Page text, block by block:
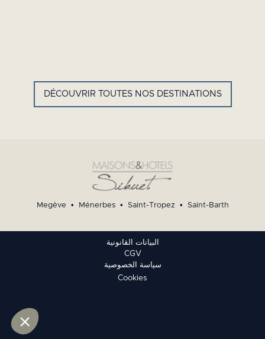
BARTH -
FRENCH
WEST
DÉCOUVRIR TOUTES NOS DESTINATIONS
Megève • Ménerbes• Saint-Tropez • Saint-Barth
البيانات القانونية
CGV
سياسة الخصوصية
Cookies